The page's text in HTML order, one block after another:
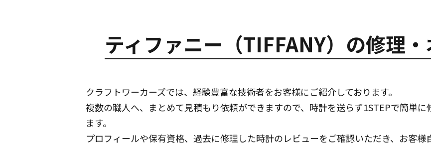
ティファニー（TIFFANY）の修理
クラフトワーカーズでは、経験豊富な技術者をお客様にご紹介しております。
複数の職人へ、まとめて見積もり依頼ができますので、時計を送らず1STEPで簡単
ます。
プロフィールや保有資格、過去に修理した時計のレビューをご確認いただき、お客様